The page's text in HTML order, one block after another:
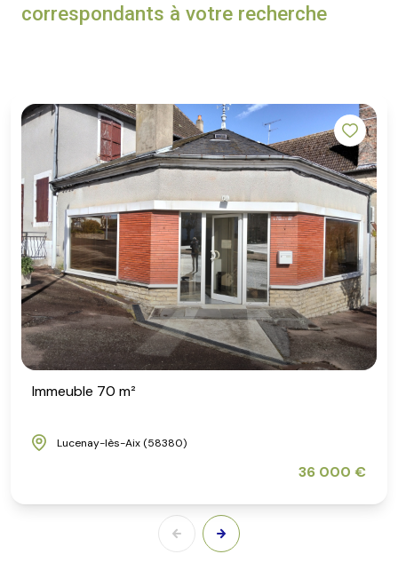
correspondants à votre recherche
Immeuble 70 m²
Lucenay-lès-Aix (58380)
36 000 €